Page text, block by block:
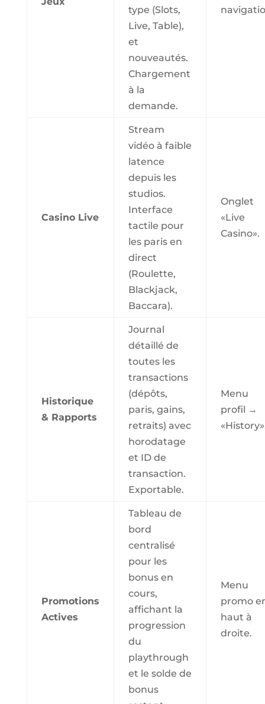
type (Slots,
Live, Table),
et
nouveautés.
Chargement
à la
demande.
Casino Live
Stream
vidéo à faible
latence
depuis les
studios.
Interface
tactile pour
les paris en
direct
(Roulette,
Blackjack,
Baccara).
Onglet
«Live
Casino».
Historique
& Rapports
Journal
détaillé de
toutes les
transactions
(dépôts,
paris, gains,
retraits) avec
horodatage
et ID de
transaction.
Exportable.
Menu
profil →
Promotions
Actives
Tableau de
bord
centralisé
pour les
bonus en
cours,
affichant la
progression
du
playthrough
et le solde de
bonus
Menu
promo
haut à
droite.